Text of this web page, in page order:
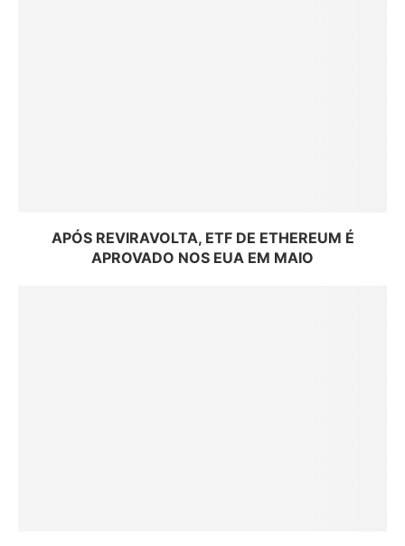
APÓS REVIRAVOLTA, ETF DE ETHEREUM É
APROVADO NOS EUA EM MAIO